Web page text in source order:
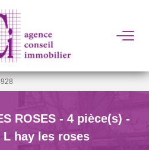
ROSES - 4 pièce(s) -
L hay les roses